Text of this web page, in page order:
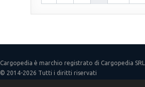
Cargopedia è marchio registrato di Cargopedia SRL
© 2014-2026 Tutti i diritti riservati